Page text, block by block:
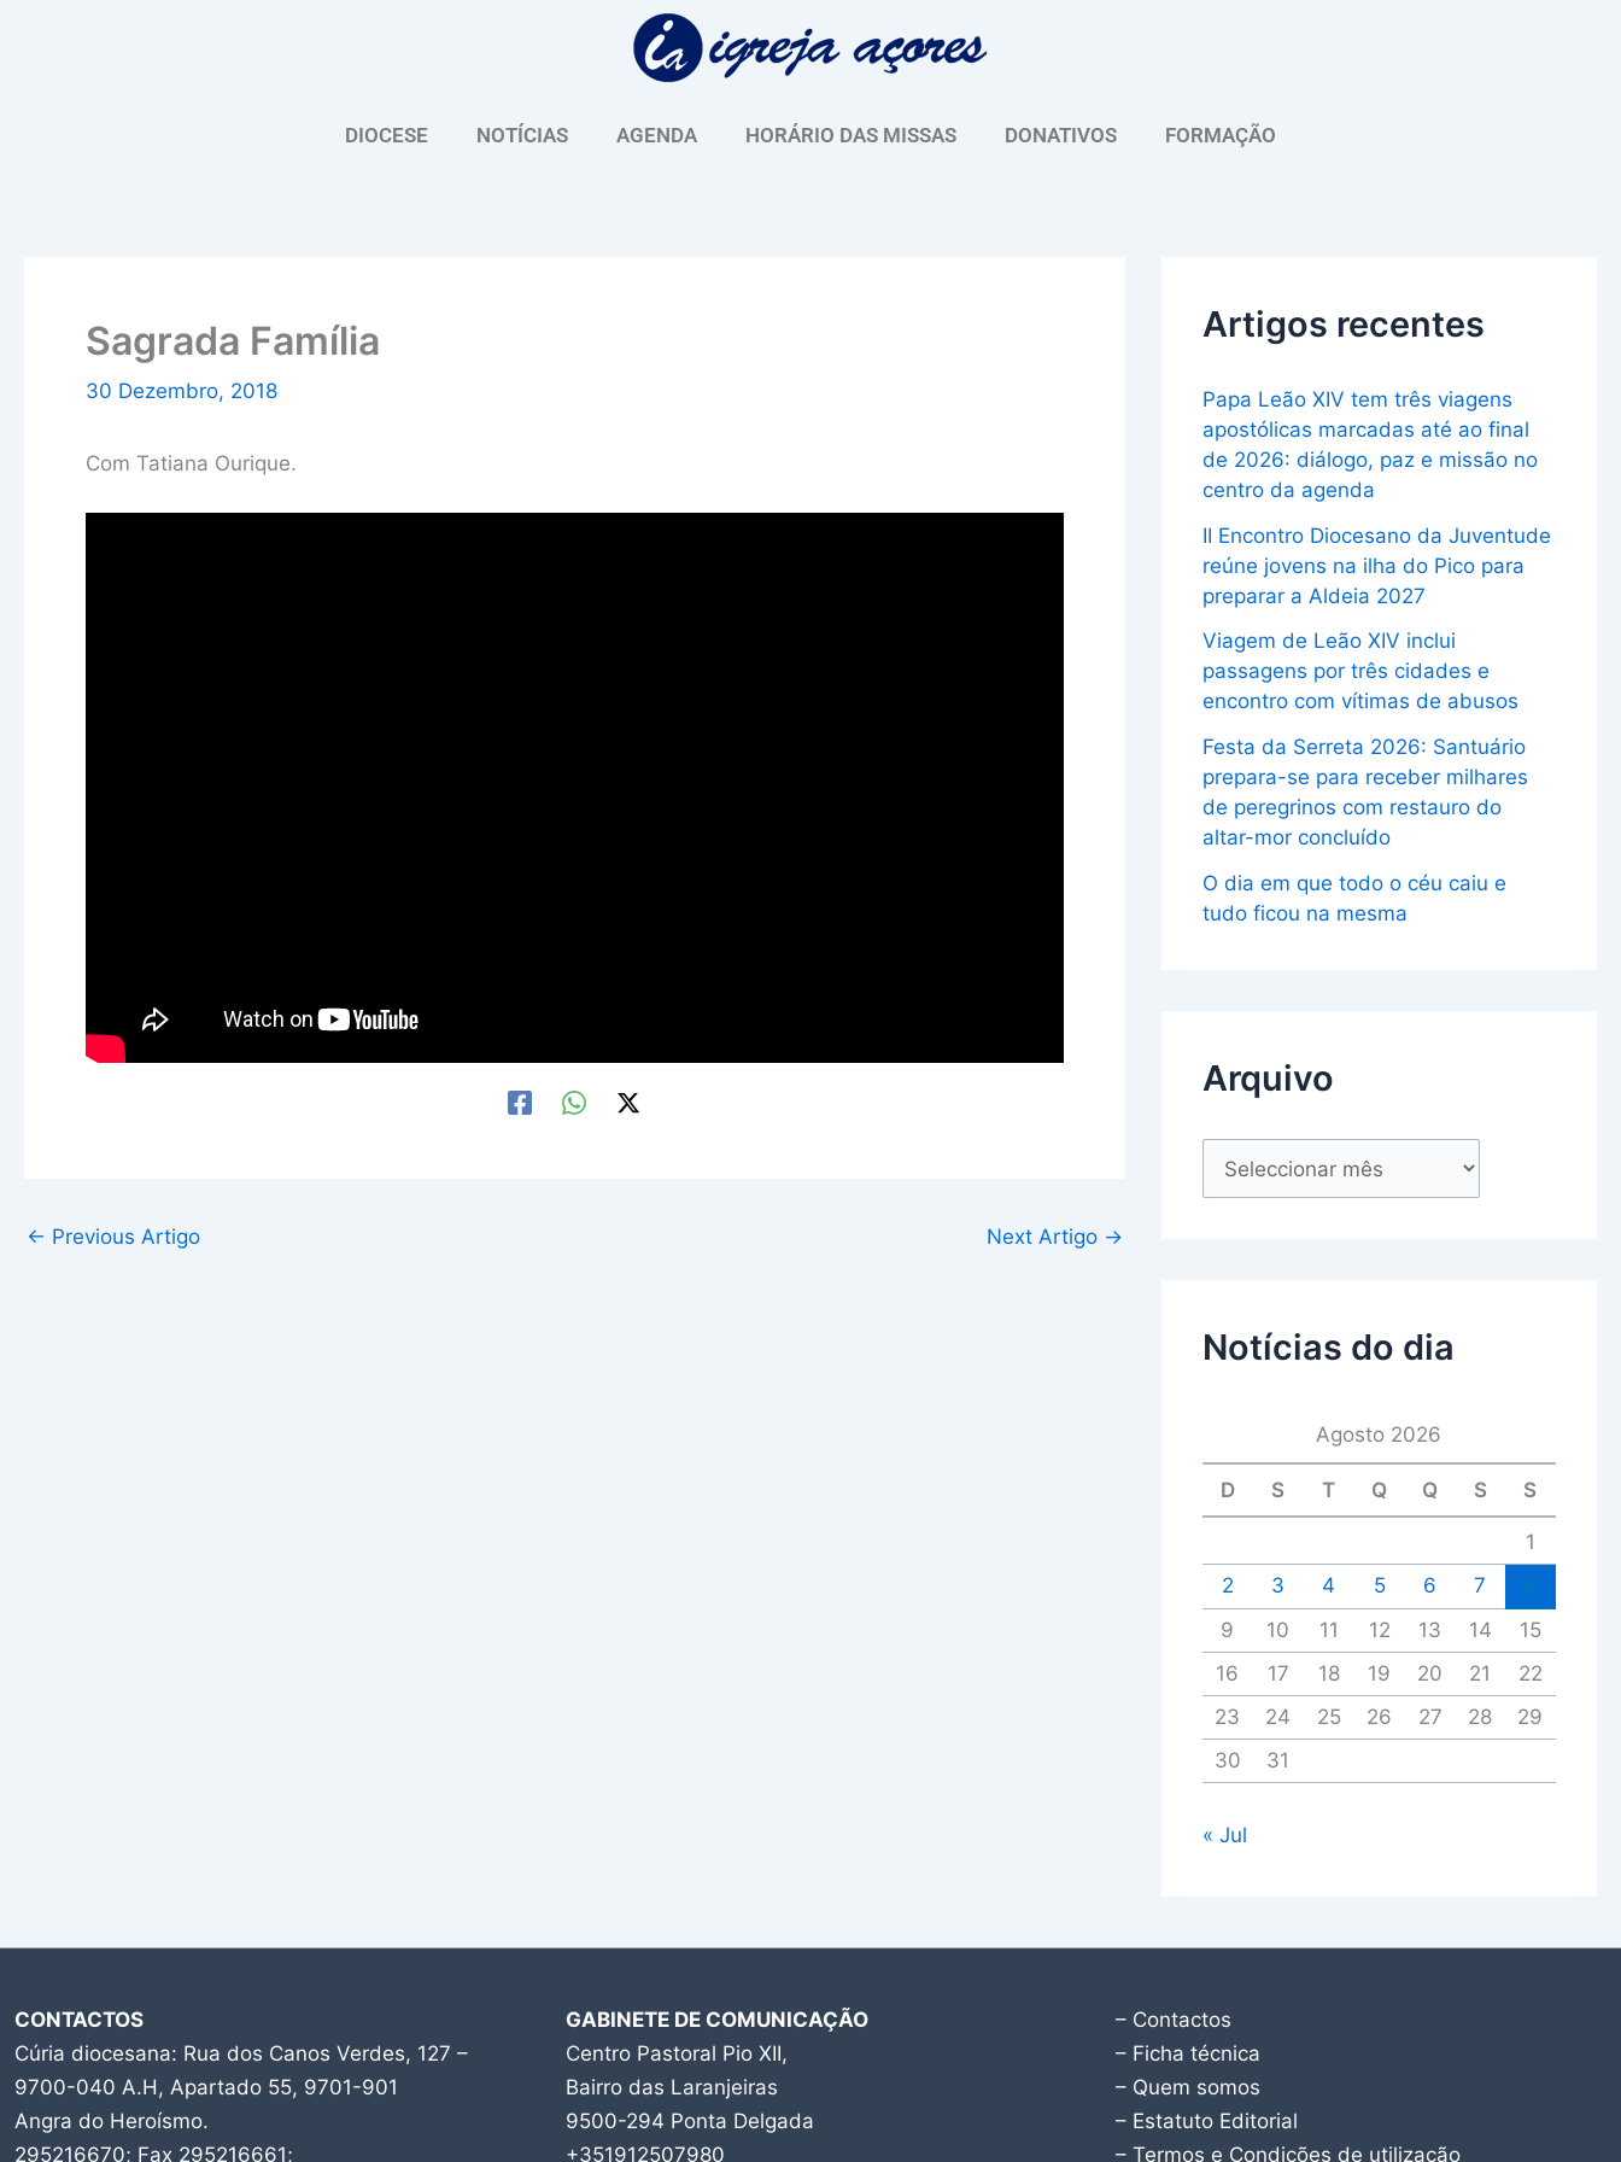
DIOCESE NOTÍCIAS AGENDA HORÁRIO DAS MISSAS DONATIVOS FORMAÇÃO
Sagrada Família
30 Dezembro, 2018
Com Tatiana Ourique.
← Previous Artigo Next Artigo →
Artigos recentes
Papa Leão XIV tem três viagens
apostólicas marcadas até ao final
de 2026: diálogo, paz e missão no
centro da agenda
II Encontro Diocesano da Juventude
reúne jovens na ilha do Pico para
preparar a Aldeia 2027
Viagem de Leão XIV inclui
passagens por três cidades e
encontro com vítimas de abusos
Festa da Serreta 2026: Santuário
prepara-se para receber milhares
de peregrinos com restauro do
altar-mor concluído
O dia em que todo o céu caiu e
tudo ficou na mesma
Arquivo
u
Notícias do dia
Agosto 2026
D S T Q Q S S
1
2
3 4 5 6 7
9
10 11 12 13 14
15
16
17 18 19 20 21
22
23
24 25 26 27 28
29
30
31
« Jul
CONTACTOS
Cúria diocesana: Rua dos Canos Verdes, 127 –
9700-040 A.H, Apartado 55, 9701-901
Angra do Heroísmo.
295216670; Fax 295216661;
GABINETE DE COMUNICAÇÃO
Centro Pastoral Pio XII,
Bairro das Laranjeiras
9500-294 Ponta Delgada
+351912507980
– Contactos
– Ficha técnica
– Quem somos
– Estatuto Editorial
– Termos e Condições de utilização